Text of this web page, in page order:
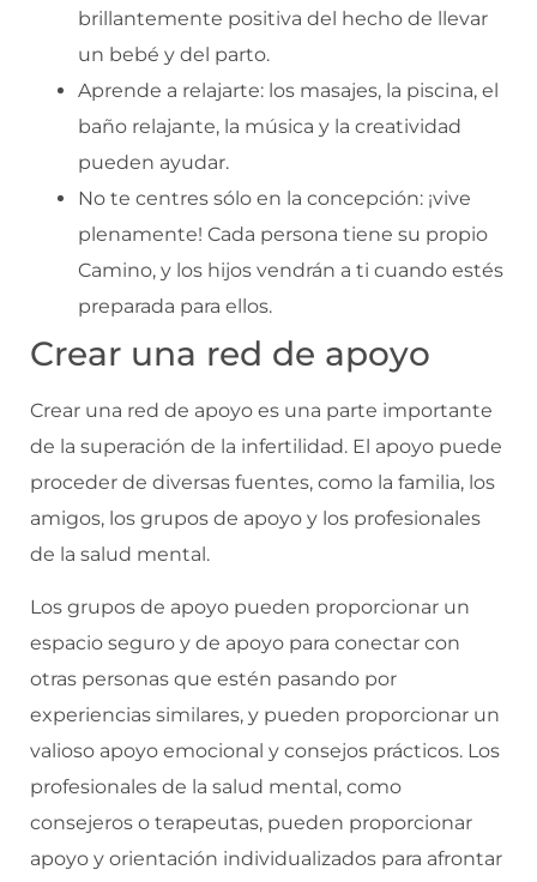
brillantemente positiva del hecho de llevar
un bebé y del parto.
Aprende a relajarte: los masajes, la piscina, el
baño relajante, la música y la creatividad
pueden ayudar.
No te centres sólo en la concepción: ¡vive
plenamente! Cada persona tiene su propio
Camino, y los hijos vendrán a ti cuando estés
preparada para ellos.
Crear una red de apoyo
Crear una red de apoyo es una parte importante
de la superación de la infertilidad. El apoyo puede
proceder de diversas fuentes, como la familia, los
amigos, los grupos de apoyo y los profesionales
de la salud mental.
Los grupos de apoyo pueden proporcionar un
espacio seguro y de apoyo para conectar con
otras personas que estén pasando por
experiencias similares, y pueden proporcionar un
valioso apoyo emocional y consejos prácticos. Los
profesionales de la salud mental, como
consejeros o terapeutas, pueden proporcionar
apoyo y orientación individualizados para afrontar